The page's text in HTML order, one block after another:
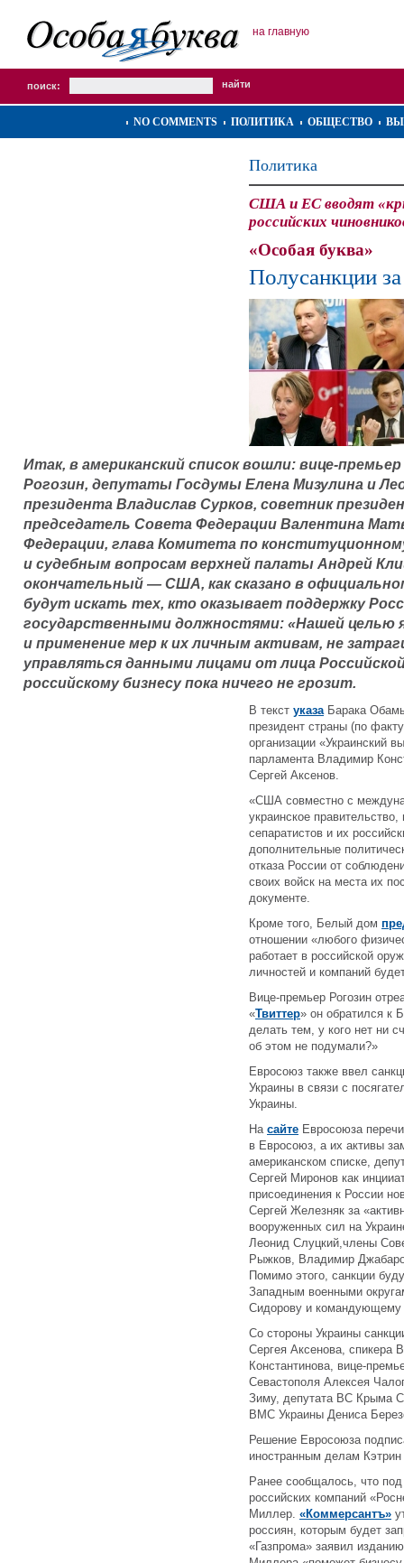
на главную
поиск:
NO COMMENTS ПОЛИТИКА ОБЩЕСТВО
Политика
США и ЕС вводят
российских
«Особая буква»
Полусанкции
Итак, в американский список вошли: вице-
Рогозин, депутаты Госдумы Елена Мизулина и
президента Владислав Сурков, советник
председатель Совета Федерации Валентина
Федерации, глава Комитета по
и судебным вопросам верхней палаты Андрей
окончательный — США, как сказано в
будут искать тех, кто оказывает поддержку
государственными должностями: «Нашей целью
и применение мер к их личным активам, не
управляться данными лицами от лица
российскому бизнесу пока ничего не грозит.
В текст указаБарака Обамы
президент страны (по
организации «Украинский
парламента Владимир
Сергей Аксенов.
«США совместно с
украинское
сепаратистов и их
дополнительные
отказа России от
своих войск на места их
документе.
Кроме того, Белый дом
отношении «любого
работает в российской
личностей и компаний
Вице-премьер Рогозин
«Твиттер» он обратился к
делать тем, у кого нет ни
об этом не подумали?»
Евросоюз также ввел
Украины в связи с
Украины.
На сайте Евросоюза
в Евросоюз, а их активы
американском списке,
Сергей Миронов как
присоединения к России
Сергей Железняк за
вооруженных сил на
Леонид Слуцкий,члены
Рыжков, Владимир
Помимо этого, санкции
Западным военными
Сидорову и
Со стороны Украины
Сергея Аксенова, спикера
Константинова, вице-
Севастополя Алексея
Зиму, депутата ВС Крыма
ВМС Украины Дениса
Решение Евросоюза
иностранным делам
Ранее сообщалось, что
российских компаний
Миллер. «Коммерсантъ»
россиян, которым будет
«Газпрома» заявил